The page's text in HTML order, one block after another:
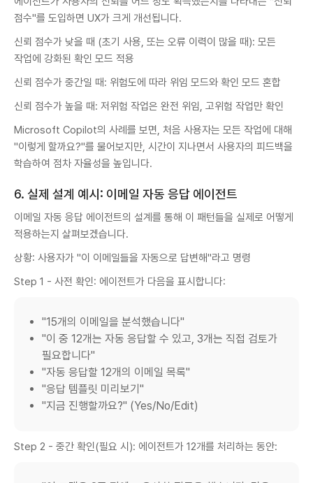
점수"를 도입하면 UX가 크게 개선됩니다.
신뢰 점수가 낮을 때 (초기 사용, 또는 오류 이력이 많을 때): 모든
작업에 강화된 확인 모드 적용
신뢰 점수가 중간일 때: 위험도에 따라 위임 모드와 확인 모드 혼합
신뢰 점수가 높을 때: 저위험 작업은 완전 위임, 고위험 작업만 확인
Microsoft Copilot의 사례를 보면, 처음 사용자는 모든 작업에 대해
"이렇게 할까요?"를 물어보지만, 시간이 지나면서 사용자의 피드백을
학습하여 점차 자율성을 높입니다.
6. 실제 설계 예시: 이메일 자동 응답 에이전트
이메일 자동 응답 에이전트의 설계를 통해 이 패턴들을 실제로 어떻게
적용하는지 살펴보겠습니다.
상황: 사용자가 "이 이메일들을 자동으로 답변해"라고 명령
Step 1 - 사전 확인: 에이전트가 다음을 표시합니다:
"15개의 이메일을 분석했습니다"
"이 중 12개는 자동 응답할 수 있고, 3개는 직접 검토가
필요합니다"
"자동 응답할 12개의 이메일 목록"
"응답 템플릿 미리보기"
"지금 진행할까요?" (Yes/No/Edit)
Step 2 - 중간 확인(필요 시): 에이전트가 12개를 처리하는 동안: